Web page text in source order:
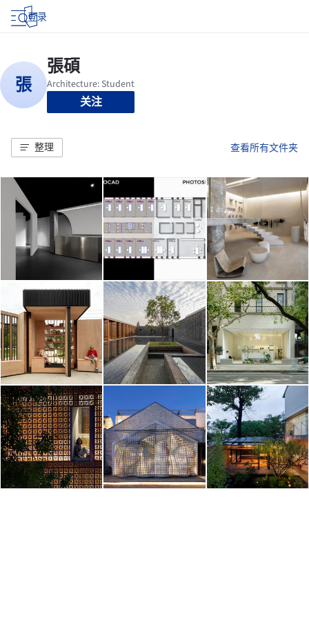
登录
关注
整理 查看所有文件夹